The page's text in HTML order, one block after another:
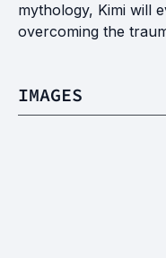
mythology, Kimi will
overcoming the
IMAGES